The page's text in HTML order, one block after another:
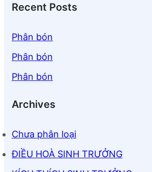
Recent Posts
Phân bón
Phân bón
Phân bón
Archives
Chưa phân loại
ĐIỀU HOÀ SINH TRƯỞNG